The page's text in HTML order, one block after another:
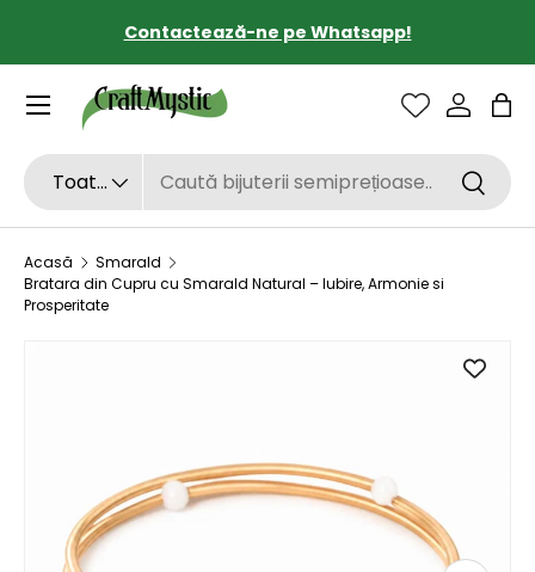
SARI LA CONȚINUT
Contactează-ne pe Whatsapp!
Căutare
Tipul de produs
Toate
Sac
Acasă
Smarald
Bratara din Cupru cu Smarald Natural – Iubire, Armonie si
Prosperitate